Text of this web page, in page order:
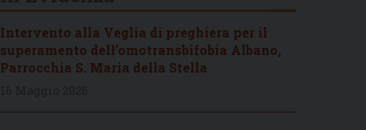
Intervento alla Veglia di preghiera per il
superamento dell’omotransbifobia Albano,
Parrocchia S. Maria della Stella